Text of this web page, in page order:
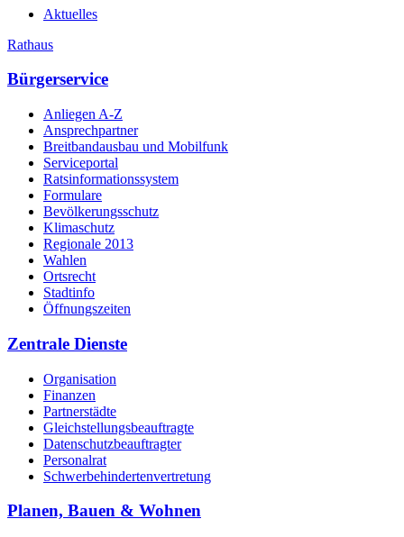
Aktuelles
Rathaus
Bürgerservice
Anliegen A-Z
Ansprechpartner
Breitbandausbau und Mobilfunk
Serviceportal
Ratsinformationssystem
Formulare
Bevölkerungsschutz
Klimaschutz
Regionale 2013
Wahlen
Ortsrecht
Stadtinfo
Öffnungszeiten
Zentrale Dienste
Organisation
Finanzen
Partnerstädte
Gleichstellungsbeauftragte
Datenschutzbeauftragter
Personalrat
Schwerbehinderten­vertretung
Planen, Bauen & Wohnen